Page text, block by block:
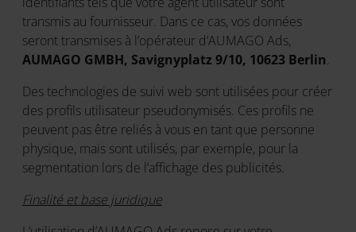
transmis au fournisseur. Dans ce cas, vos données
seront transmises à l’opérateur d’AUMAGO Ads,
AUMAGO GMBH, Savignyplatz 9/10, 10623 Berlin.
Des technologies de suivi web sont utilisées pour créer
des profils utilisateur pseudonymisés. Ces profils ne
peuvent pas être reliés à vous en tant que personne
physique, mais sont utilisés, par exemple, pour la
segmentation lors de l’affichage des publicités.
Finalité et base juridique